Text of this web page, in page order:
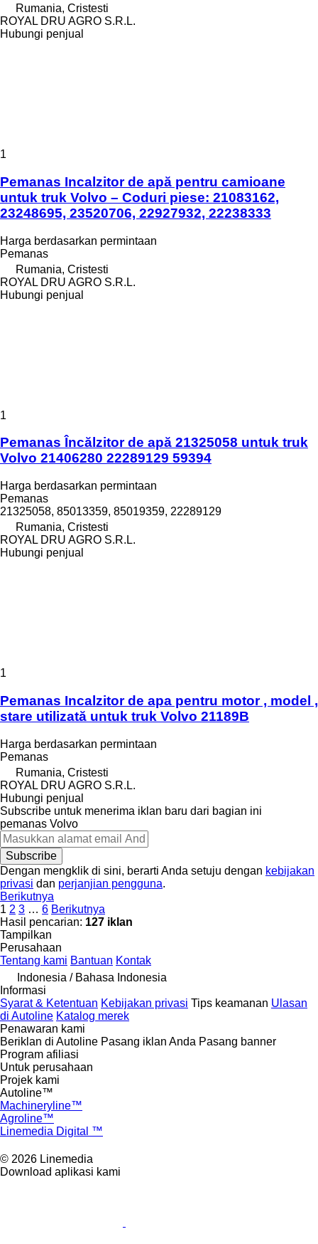
Rumania, Cristesti
ROYAL DRU AGRO S.R.L.
Hubungi penjual
1
Pemanas Incalzitor de apă pentru camioane
untuk truk Volvo – Coduri piese: 21083162,
23248695, 23520706, 22927932, 22238333
Harga berdasarkan permintaan
Pemanas
Rumania, Cristesti
ROYAL DRU AGRO S.R.L.
Hubungi penjual
1
Pemanas Încălzitor de apă 21325058 untuk truk
Volvo 21406280 22289129 59394
Harga berdasarkan permintaan
Pemanas
21325058, 85013359, 85019359, 22289129
Rumania, Cristesti
ROYAL DRU AGRO S.R.L.
Hubungi penjual
1
Pemanas Incalzitor de apa pentru motor , model ,
stare utilizată untuk truk Volvo 21189B
Harga berdasarkan permintaan
Pemanas
Rumania, Cristesti
ROYAL DRU AGRO S.R.L.
Hubungi penjual
Subscribe untuk menerima iklan baru dari bagian ini
pemanas Volvo
Subscribe
Dengan mengklik di sini, berarti Anda setuju dengan kebijakan
privasi dan perjanjian pengguna.
Berikutnya
1 2 3 … 6 Berikutnya
Hasil pencarian: 127 iklan
Tampilkan
Perusahaan
Tentang kami Bantuan Kontak
Indonesia / Bahasa Indonesia
Informasi
Syarat & Ketentuan Kebijakan privasi Tips keamanan Ulasan
di Autoline Katalog merek
Penawaran kami
Beriklan di Autoline Pasang iklan Anda Pasang banner
Program afiliasi
Untuk perusahaan
Projek kami
Autoline™
Machineryline™
Agroline™
Linemedia Digital ™
© 2026 Linemedia
Download aplikasi kami